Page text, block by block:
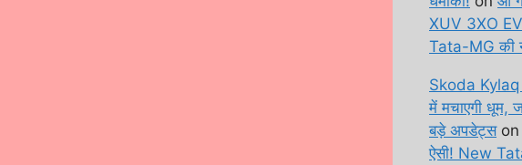
XUV 3XO EV
Tata-MG की
Skoda
में मचाएगी धूम,
बड़े अपडेट्स
ऐसी! New